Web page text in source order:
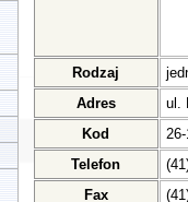
Rodzaj
Adres
ul.
Kod
Telefon
Fax